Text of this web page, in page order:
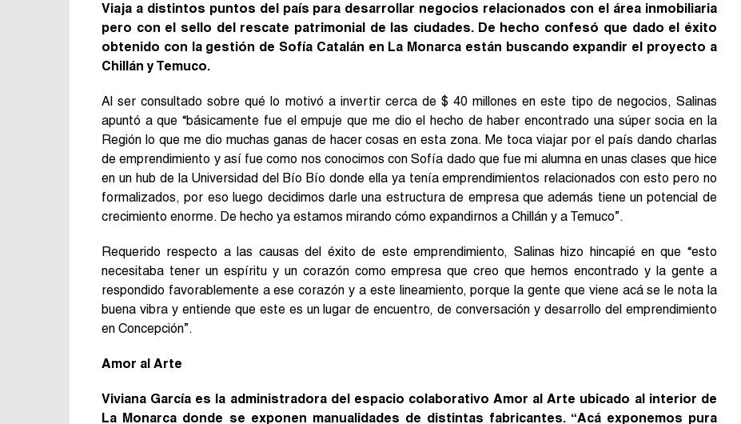
Viaja a distintos puntos del país para desarrollar negocios relacionados con el área inmobiliaria
pero con el sello del rescate patrimonial de las ciudades. De hecho confesó que dado el éxito
obtenido con la gestión de Sofía Catalán en La Monarca están buscando expandir el proyecto a
Chillán y Temuco.
Al ser consultado sobre qué lo motivó a invertir cerca de $ 40 millones en este tipo de negocios, Salinas
apuntó a que “básicamente fue el empuje que me dio el hecho de haber encontrado una súper socia en la
Región lo que me dio muchas ganas de hacer cosas en esta zona. Me toca viajar por el país dando charlas
de emprendimiento y así fue como nos conocimos con Sofía dado que fue mi alumna en unas clases que hice
en un hub de la Universidad del Bío Bío donde ella ya tenía emprendimientos relacionados con esto pero no
formalizados, por eso luego decidimos darle una estructura de empresa que además tiene un potencial de
crecimiento enorme. De hecho ya estamos mirando cómo expandirnos a Chillán y a Temuco”.
Requerido respecto a las causas del éxito de este emprendimiento, Salinas hizo hincapié en que “esto
necesitaba tener un espíritu y un corazón como empresa que creo que hemos encontrado y la gente a
respondido favorablemente a ese corazón y a este lineamiento, porque la gente que viene acá se le nota la
buena vibra y entiende que este es un lugar de encuentro, de conversación y desarrollo del emprendimiento
en Concepción”.
Amor al Arte
Viviana García es la administradora del espacio colaborativo Amor al Arte ubicado al interior de
La Monarca donde se exponen manualidades de distintas fabricantes. “Acá exponemos pura